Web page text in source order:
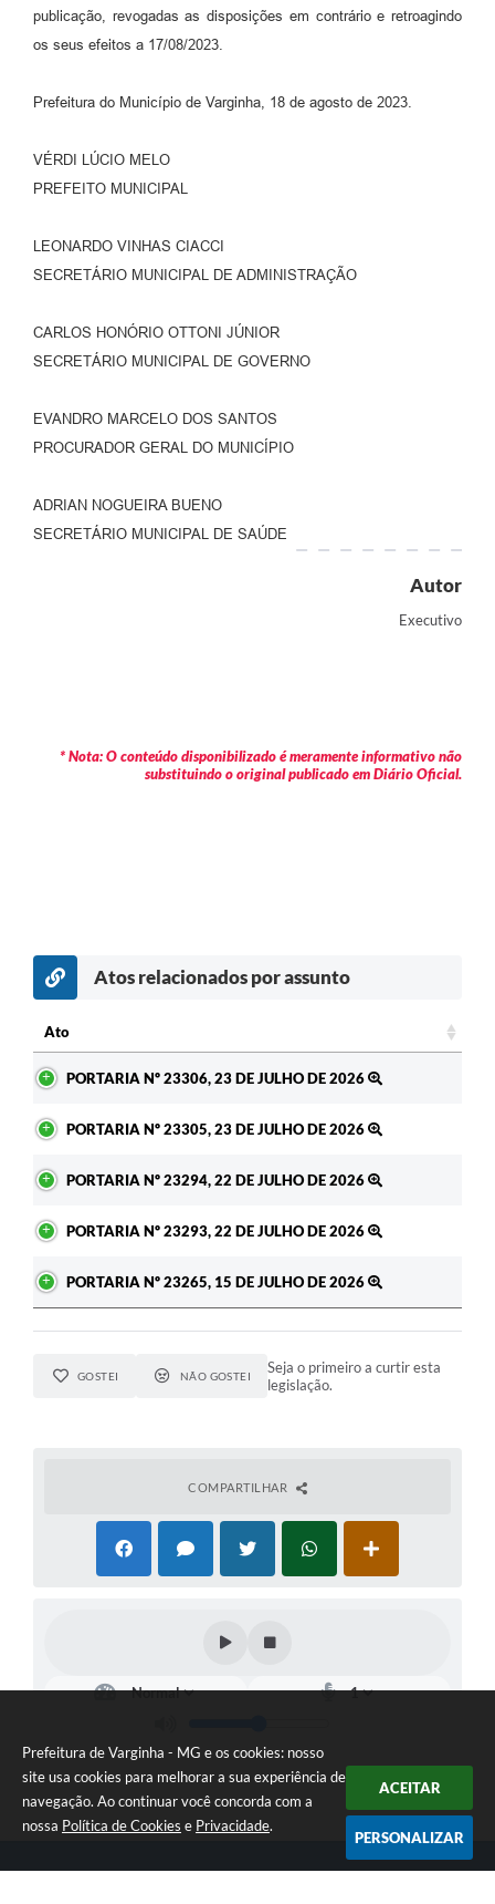
Prefeitura de Varginha - MG e os cookies: nosso
site usa cookies para melhorar a sua experiência de
navegação. Ao continuar você concorda com a
nossa Política de Cookies e Privacidade.
ACEITAR
PERSONALIZAR
publicação, revogadas as disposições em contrário e retroagindo
os seus efeitos a 17/08/2023.
Prefeitura do Município de Varginha, 18 de agosto de 2023.
VÉRDI LÚCIO MELO
PREFEITO MUNICIPAL
LEONARDO VINHAS CIACCI
SECRETÁRIO MUNICIPAL DE ADMINISTRAÇÃO
CARLOS HONÓRIO OTTONI JÚNIOR
SECRETÁRIO MUNICIPAL DE GOVERNO
EVANDRO MARCELO DOS SANTOS
PROCURADOR GERAL DO MUNICÍPIO
ADRIAN NOGUEIRA BUENO
SECRETÁRIO MUNICIPAL DE SAÚDE
Autor
Executivo
* Nota: O conteúdo disponibilizado é meramente informativo não
substituindo o original publicado em Diário Oficial.
Atos relacionados por assunto
Ato
PORTARIA Nº 23306, 23 DE JULHO DE 2026
PORTARIA Nº 23305, 23 DE JULHO DE 2026
PORTARIA Nº 23294, 22 DE JULHO DE 2026
PORTARIA Nº 23293, 22 DE JULHO DE 2026
PORTARIA Nº 23265, 15 DE JULHO DE 2026
GOSTEI NÃO GOSTEI
Seja o primeiro a curtir esta
legislação.
COMPARTILHAR